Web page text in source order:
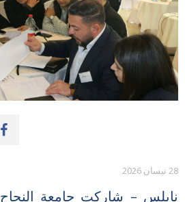
28 نيسان 2026
نابلس – شاركت جامعة